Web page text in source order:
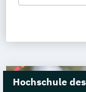
Hochschule